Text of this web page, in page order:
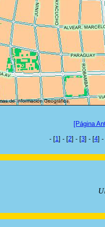
[Página
- [1] - [2] - [3] - [4] -